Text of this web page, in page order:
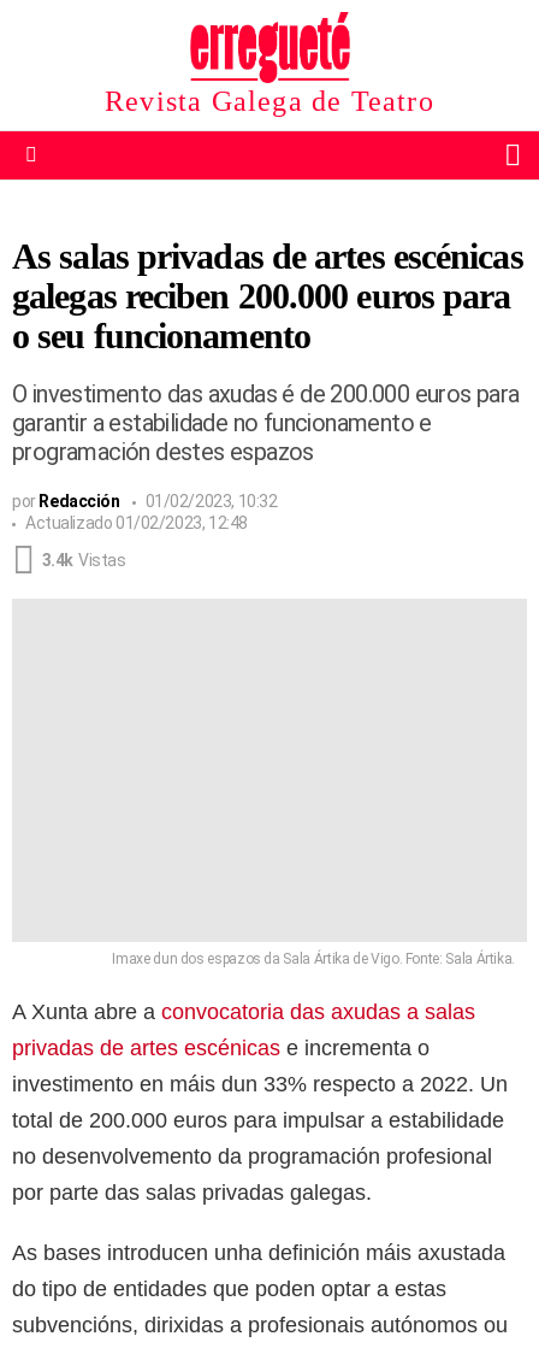
Revista Galega de Teatro
As salas privadas de artes escénicas
galegas reciben 200.000 euros para
o seu funcionamento
O investimento das axudas é de 200.000 euros para
garantir a estabilidade no funcionamento e
programación destes espazos
por Redacción
01/02/2023, 10:32
Actualizado 01/02/2023, 12:48
3.4k Vistas
Imaxe dun dos espazos da Sala Ártika de Vigo. Fonte: Sala Ártika.
A Xunta abre a convocatoria das axudas a salas
privadas de artes escénicas e incrementa o
investimento en máis dun 33% respecto a 2022. Un
total de 200.000 euros para impulsar a estabilidade
no desenvolvemento da programación profesional
por parte das salas privadas galegas.
As bases introducen unha definición máis axustada
do tipo de entidades que poden optar a estas
subvencións, dirixidas a profesionais autónomos ou